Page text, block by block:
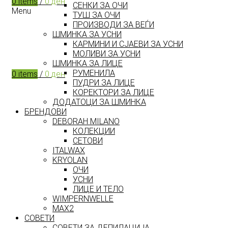
Menu
0 items / 0 ден
СЕНКИ ЗА ОЧИ
ТУШ ЗА ОЧИ
ПРОИЗВОДИ ЗА ВЕЃИ
ШМИНКА ЗА УСНИ
КАРМИНИ И СЈАЕВИ ЗА УСНИ
МОЛИВИ ЗА УСНИ
ШМИНКА ЗА ЛИЦЕ
РУМЕНИЛА
ПУДРИ ЗА ЛИЦЕ
КОРЕКТОРИ ЗА ЛИЦЕ
ДОДАТОЦИ ЗА ШМИНКА
БРЕНДОВИ
DEBORAH MILANO
КОЛЕКЦИИ
СЕТОВИ
ITALWAX
KRYOLAN
ОЧИ
УСНИ
ЛИЦЕ И ТЕЛО
WIMPERNWELLE
MAX2
СОВЕТИ